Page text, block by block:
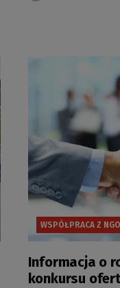
WSPÓŁPRACA Z NGO
Informacja o
konkursu